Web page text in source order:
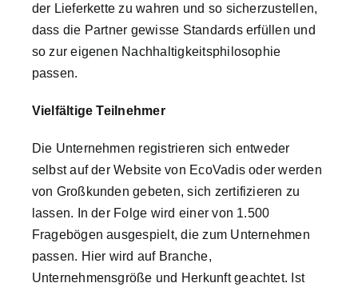
der Lieferkette zu wahren und so sicherzustellen,
dass die Partner gewisse Standards erfüllen und
so zur eigenen Nachhaltigkeitsphilosophie
passen.
Vielfältige Teilnehmer
Die Unternehmen registrieren sich entweder
selbst auf der Website von EcoVadis oder werden
von Großkunden gebeten, sich zertifizieren zu
lassen. In der Folge wird einer von 1.500
Fragebögen ausgespielt, die zum Unternehmen
passen. Hier wird auf Branche,
Unternehmensgröße und Herkunft geachtet. Ist